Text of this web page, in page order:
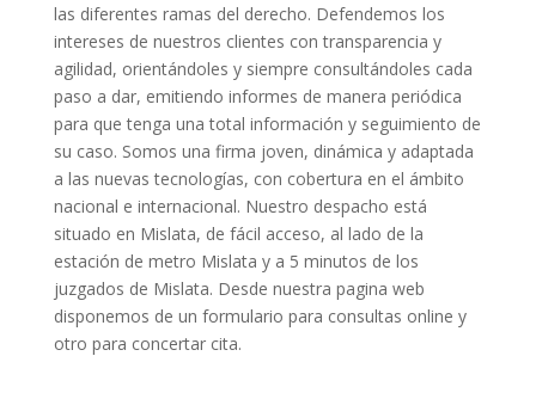
las diferentes ramas del derecho. Defendemos los
intereses de nuestros clientes con transparencia y
agilidad, orientándoles y siempre consultándoles cada
paso a dar, emitiendo informes de manera periódica
para que tenga una total información y seguimiento de
su caso. Somos una firma joven, dinámica y adaptada
a las nuevas tecnologías, con cobertura en el ámbito
nacional e internacional. Nuestro despacho está
situado en Mislata, de fácil acceso, al lado de la
estación de metro Mislata y a 5 minutos de los
juzgados de Mislata. Desde nuestra pagina web
disponemos de un formulario para consultas online y
otro para concertar cita.